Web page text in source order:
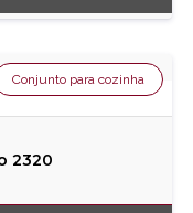
2320
Conjunto para cozinha